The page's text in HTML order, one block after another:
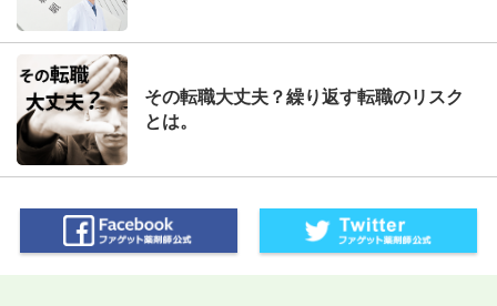
その転職大丈夫？繰り返す転職のリスク
とは。